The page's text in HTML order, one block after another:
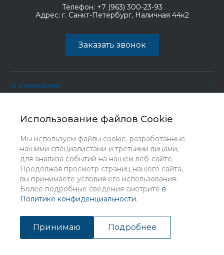
Использование файлов Cookie
Мы используем файлы cookie, разработанные
нашими специалистами и третьими лицами,
для анализа событий на нашем веб-сайте.
Продолжая просмотр страниц нашего сайта,
вы принимаете условия его использования.
Более подробные сведения смотрите в
Политике конфиденциальности.
Принимаю Подробнее
Телефон: +7 (963) 300-23-93
Адрес: г. Санкт-Петербург, Наличная 44к2
Заказать звонок
О компании
Услуги